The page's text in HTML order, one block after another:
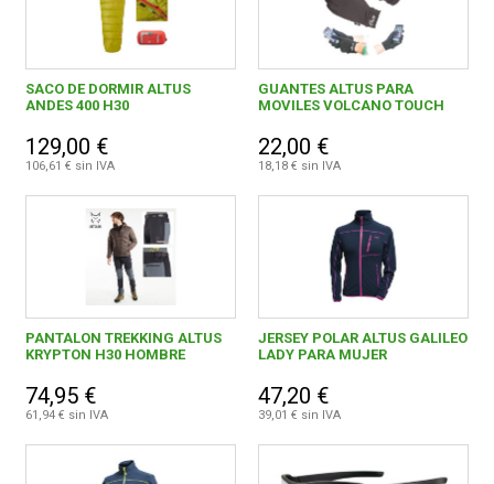
SACO DE DORMIR ALTUS
ANDES 400 H30
129,00 €
106,61 € sin IVA
GUANTES ALTUS PARA
MOVILES VOLCANO TOUCH
22,00 €
18,18 € sin IVA
PANTALON TREKKING ALTUS
KRYPTON H30 HOMBRE
74,95 €
61,94 € sin IVA
JERSEY POLAR ALTUS GALILEO
LADY PARA MUJER
47,20 €
39,01 € sin IVA